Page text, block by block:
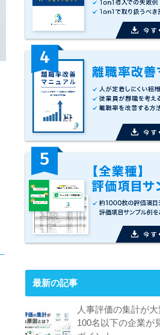
最新の記事
人事評価の集計が
100名以下の企業が